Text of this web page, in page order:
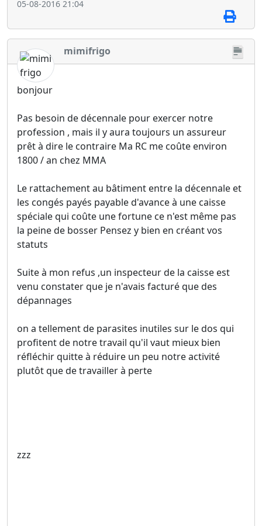
05-08-2016 21:04
mimifrigo
bonjour
Pas besoin de décennale pour exercer notre
profession , mais il y aura toujours un assureur
prêt à dire le contraire Ma RC me coûte environ
1800 / an chez MMA
Le rattachement au bâtiment entre la décennale et
les congés payés payable d'avance à une caisse
spéciale qui coûte une fortune ce n'est même pas
la peine de bosser Pensez y bien en créant vos
statuts
Suite à mon refus ,un inspecteur de la caisse est
venu constater que je n'avais facturé que des
dépannages
on a tellement de parasites inutiles sur le dos qui
profitent de notre travail qu'il vaut mieux bien
réfléchir quitte à réduire un peu notre activité
plutôt que de travailler à perte
zzz